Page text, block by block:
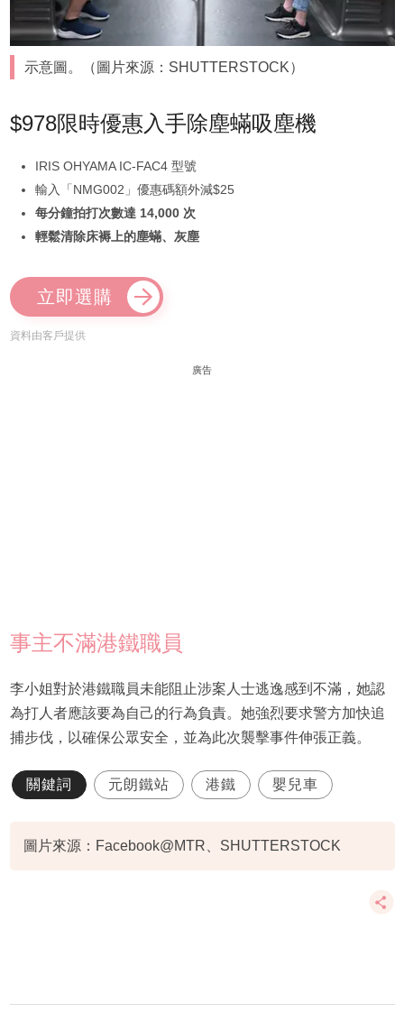
示意圖。（圖片來源：SHUTTERSTOCK）
$978限時優惠入手除塵蟎吸塵機
IRIS OHYAMA IC-FAC4 型號
輸入「NMG002」優惠碼額外減$25
每分鐘拍打次數達 14,000 次
輕鬆清除床褥上的塵蟎、灰塵
立即選購
資料由客戶提供
廣告
事主不滿港鐵職員
李小姐對於港鐵職員未能阻止涉案人士逃逸感到不滿，她認
為打人者應該要為自己的行為負責。她強烈要求警方加快追
捕步伐，以確保公眾安全，並為此次襲擊事件伸張正義。
關鍵詞 元朗鐵站 港鐵 嬰兒車
圖片來源：Facebook@MTR、SHUTTERSTOCK